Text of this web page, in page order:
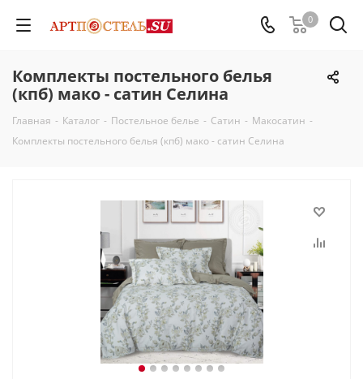
0
Комплекты постельного белья
(кпб) мако - сатин Селина
Главная - Каталог - Постельное белье - Сатин - Макосатин -
Комплекты постельного белья (кпб) мако - сатин Селина